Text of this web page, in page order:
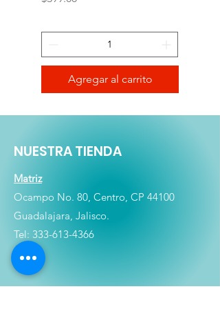
Agregar al carrito
NUESTRA TIENDA
Matriz
Ocampo No. 80, Centro, CP 44100
Guadalajara, Jalisco.
Tel: 333-613-4366